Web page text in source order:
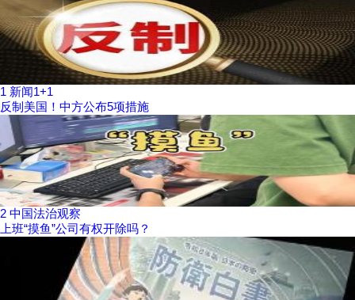
1 新闻1+1
反制美国！中方公布5项措施
2 中国法治观察
上班“摸鱼”公司有权开除吗？